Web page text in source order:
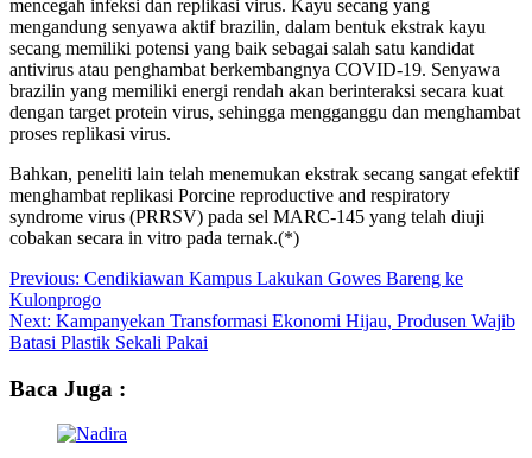
mencegah infeksi dan replikasi virus. Kayu secang yang
mengandung senyawa aktif brazilin, dalam bentuk ekstrak kayu
secang memiliki potensi yang baik sebagai salah satu kandidat
antivirus atau penghambat berkembangnya COVID-19. Senyawa
brazilin yang memiliki energi rendah akan berinteraksi secara kuat
dengan target protein virus, sehingga mengganggu dan menghambat
proses replikasi virus.
Bahkan, peneliti lain telah menemukan ekstrak secang sangat efektif
menghambat replikasi Porcine reproductive and respiratory
syndrome virus (PRRSV) pada sel MARC-145 yang telah diuji
cobakan secara in vitro pada ternak.(*)
Post
navigation
Previous: Cendikiawan Kampus Lakukan Gowes Bareng ke
Kulonprogo
Next: Kampanyekan Transformasi Ekonomi Hijau, Produsen Wajib
Batasi Plastik Sekali Pakai
Baca Juga :